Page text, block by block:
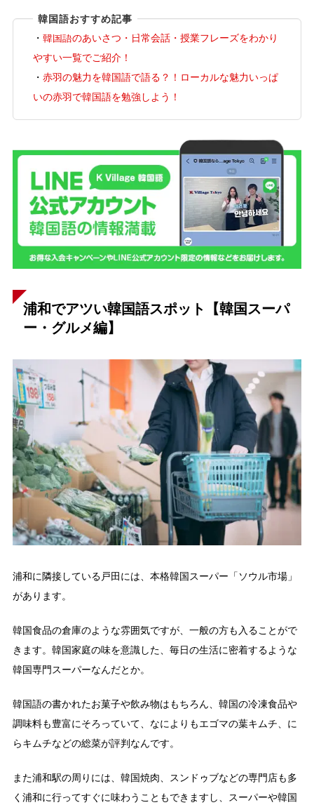
韓国語おすすめ記事
・ 韓国語のあいさつ・日常会話・授業フレーズをわかり
やすい一覧でご紹介！
・ 赤羽の魅力を韓国語で語る？！ローカルな魅力いっぱ
いの赤羽で韓国語を勉強しよう！
浦和でアツい韓国語スポット【韓国スーパ
ー・グルメ編】
浦和に隣接している戸田には、本格韓国スーパー「ソウル市場」
があります。
韓国食品の倉庫のような雰囲気ですが、一般の方も入ることがで
きます。韓国家庭の味を意識した、毎日の生活に密着するような
韓国専門スーパーなんだとか。
韓国語の書かれたお菓子や飲み物はもちろん、韓国の冷凍食品や
調味料も豊富にそろっていて、なによりもエゴマの葉キムチ、に
らキムチなどの総菜が評判なんです。
また浦和駅の周りには、韓国焼肉、スンドゥブなどの専門店も多
く浦和に行ってすぐに味わうこともできますし、スーパーや韓国